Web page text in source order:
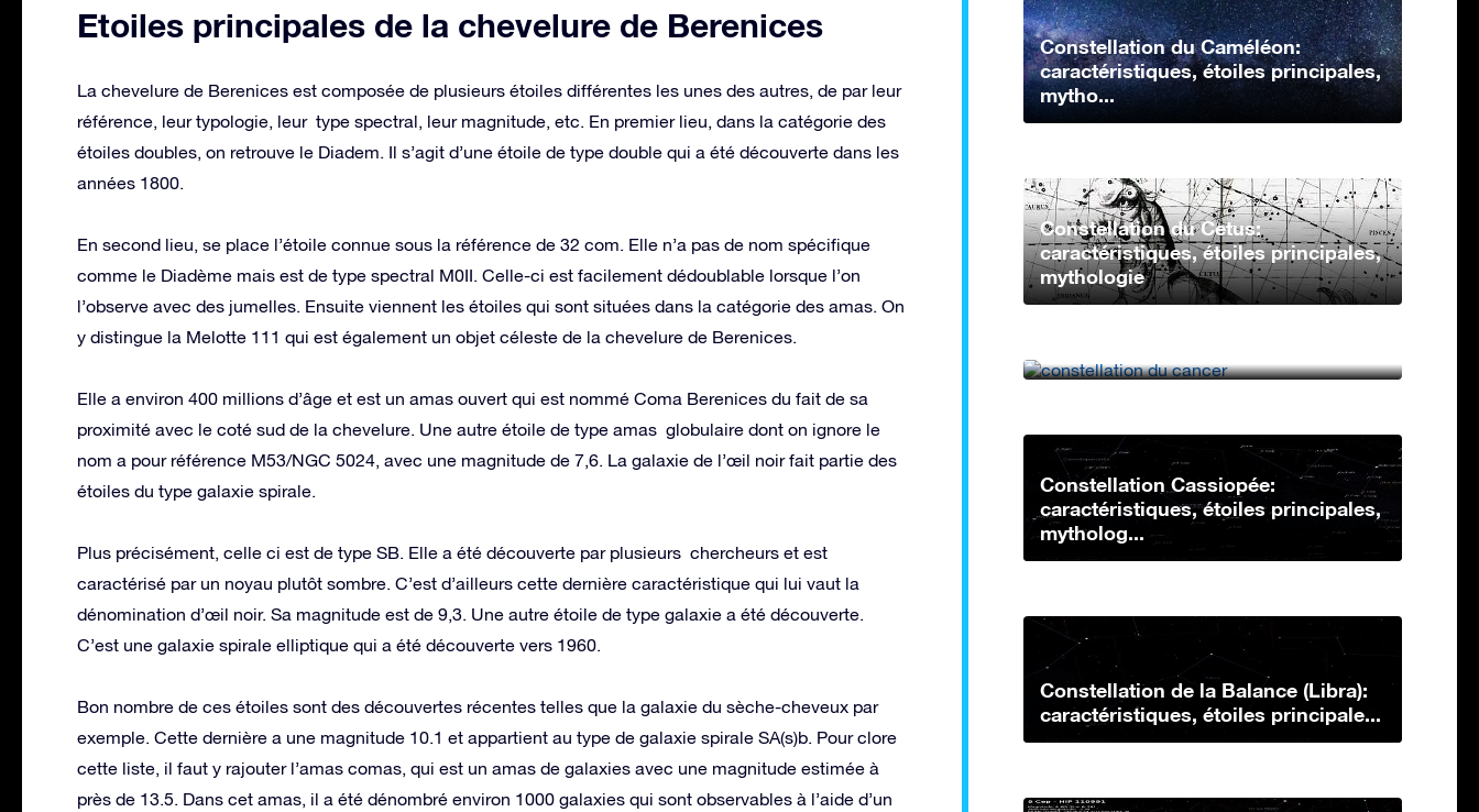
Etoiles principales de la chevelure de Berenices
La chevelure de Berenices est composée de plusieurs étoiles différentes les unes des autres, de par leur
référence, leur typologie, leur type spectral, leur magnitude, etc. En premier lieu, dans la catégorie des
étoiles doubles, on retrouve le Diadem. Il s’agit d’une étoile de type double qui a été découverte dans les
années 1800.
En second lieu, se place l’étoile connue sous la référence de 32 com. Elle n’a pas de nom spécifique
comme le Diadème mais est de type spectral M0II. Celle-ci est facilement dédoublable lorsque l’on
l’observe avec des jumelles. Ensuite viennent les étoiles qui sont situées dans la catégorie des amas. On
y distingue la Melotte 111 qui est également un objet céleste de la chevelure de Berenices.
Elle a environ 400 millions d’âge et est un amas ouvert qui est nommé Coma Berenices du fait de sa
proximité avec le coté sud de la chevelure. Une autre étoile de type amas globulaire dont on ignore le
nom a pour référence M53/NGC 5024, avec une magnitude de 7,6. La galaxie de l’œil noir fait partie des
étoiles du type galaxie spirale.
Plus précisément, celle ci est de type SB. Elle a été découverte par plusieurs chercheurs et est
caractérisé par un noyau plutôt sombre. C’est d’ailleurs cette dernière caractéristique qui lui vaut la
dénomination d’œil noir. Sa magnitude est de 9,3. Une autre étoile de type galaxie a été découverte.
C’est une galaxie spirale elliptique qui a été découverte vers 1960.
Bon nombre de ces étoiles sont des découvertes récentes telles que la galaxie du sèche-cheveux par
exemple. Cette dernière a une magnitude 10.1 et appartient au type de galaxie spirale SA(s)b. Pour clore
cette liste, il faut y rajouter l’amas comas, qui est un amas de galaxies avec une magnitude estimée à
près de 13.5. Dans cet amas, il a été dénombré environ 1000 galaxies qui sont observables à l’aide d’un
Constellation du Caméléon:
caractéristiques, étoiles principales,
mytho...
Constellation du Cetus:
caractéristiques, étoiles principales,
mythologie
Constellation du Cancer:
Constellation Cassiopée:
caractéristiques, étoiles principales,
mytholog...
Constellation de la Balance (Libra):
caractéristiques, étoiles principale...